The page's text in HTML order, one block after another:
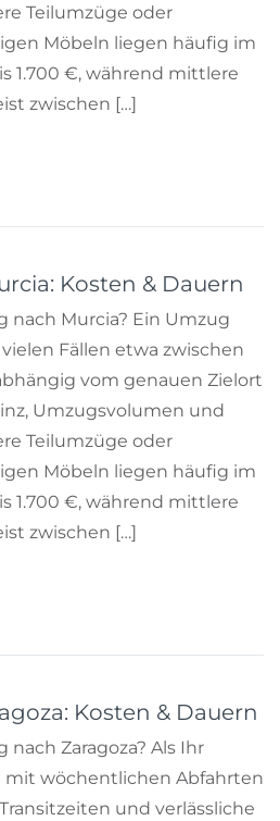
Teilumzüge oder
Möbeln liegen häufig im
1.700 €, während mittlere
zwischen […]
Kosten & Dauern
nach Murcia? Ein Umzug
Fällen etwa zwischen
vom genauen Zielort
Umzugsvolumen und
Teilumzüge oder
Möbeln liegen häufig im
1.700 €, während mittlere
zwischen […]
Kosten & Dauern
Zaragoza? Als Ihr
mit wöchentlichen Abfahrten
und verlässliche